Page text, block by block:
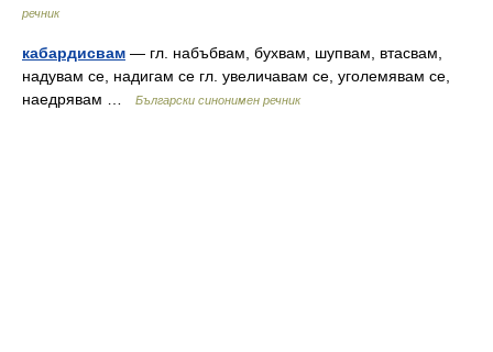
речник
кабардисвам — гл. набъбвам, бухвам, шупвам, втасвам,
надувам се, надигам се гл. увеличавам се, уголемявам се,
наедрявам …
Български синонимен речник